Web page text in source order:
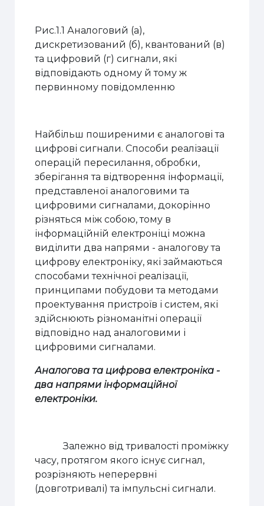
Рис.1.1 Аналоговий (а),
дискретизований (б), квантований (в)
та цифровий (г) сигнали, які
відповідають одному й тому ж
первинному повідомленню
Найбільш поширеними є аналогові та
цифрові сигнали. Способи реалізації
операцій пересилання, обробки,
зберігання та відтворення інформації,
представленої аналоговими та
цифровими сигналами, докорінно
різняться між собою, тому в
інформаційній електроніці можна
виділити два напрями - аналогову та
цифрову електроніку, які займаються
способами технічної реалізації,
принципами побудови та методами
проектування пристроїв і систем, які
здійснюють різноманітні операції
відповідно над аналоговими і
цифровими сигналами.
Аналогова та цифрова електроніка -
два напрями інформаційної
електроніки.
Залежно від тривалості проміжку
часу, протягом якого існує сигнал,
розрізняють неперервні
(довготривалі) та імпульсні сигнали.